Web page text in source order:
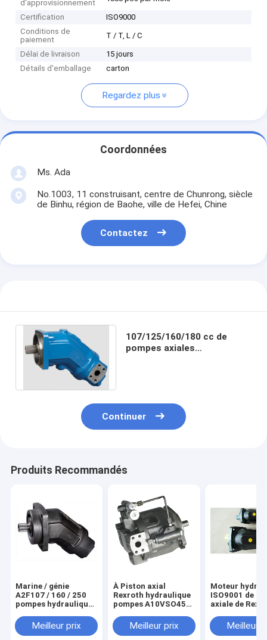
d'approvisionnement
Certification
ISO9000
Conditions de
paiement
T / T, L / C
Délai de livraison
15 jours
Détails d'emballage
carton
Regardez plus
Coordonnées
Ms. Ada
No.1003, 11 construisant, centre de Chunrong, siècle
de Binhu, région de Baohe, ville de Hefei, Chine
Contactez
107/125/160/180 cc de
pompes axiales
Continuer
Produits Recommandés
Marine / génie
A2F107 / 160 / 250
pompes hydrauliques
Meilleur prix
À Piston axial
Rexroth hydraulique
pompes A10VSO45
PSC62N00
Meilleur prix
Moteur
ISO9001 de
axiale de
pour le circuit
hydraulique
Meilleur